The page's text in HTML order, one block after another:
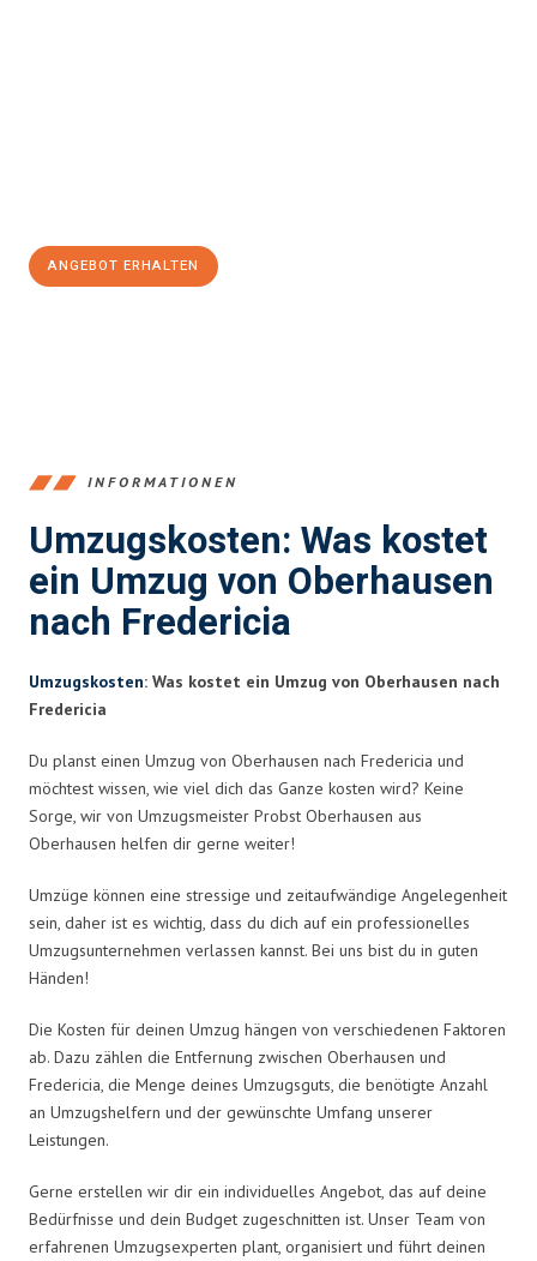
ANGEBOT ERHALTEN
INFORMATIONEN
Umzugskosten: Was kostet
ein Umzug von Oberhausen
nach Fredericia
Umzugskosten: Was kostet ein Umzug von Oberhausen nach
Fredericia
Du planst einen Umzug von Oberhausen nach Fredericia und
möchtest wissen, wie viel dich das Ganze kosten wird? Keine
Sorge, wir von Umzugsmeister Probst Oberhausen aus
Oberhausen helfen dir gerne weiter!
Umzüge können eine stressige und zeitaufwändige Angelegenheit
sein, daher ist es wichtig, dass du dich auf ein professionelles
Umzugsunternehmen verlassen kannst. Bei uns bist du in guten
Händen!
Die Kosten für deinen Umzug hängen von verschiedenen Faktoren
ab. Dazu zählen die Entfernung zwischen Oberhausen und
Fredericia, die Menge deines Umzugsguts, die benötigte Anzahl
an Umzugshelfern und der gewünschte Umfang unserer
Leistungen.
Gerne erstellen wir dir ein individuelles Angebot, das auf deine
Bedürfnisse und dein Budget zugeschnitten ist. Unser Team von
erfahrenen Umzugsexperten plant, organisiert und führt deinen